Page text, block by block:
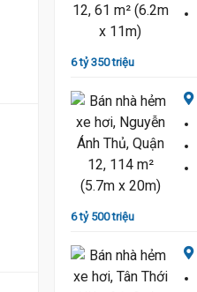
6 tỷ 350 triệu
6 tỷ 500 triệu